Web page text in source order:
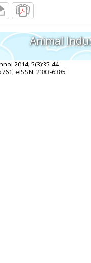
Animal
2014; 5(3):35-44
eISSN: 2383-6385